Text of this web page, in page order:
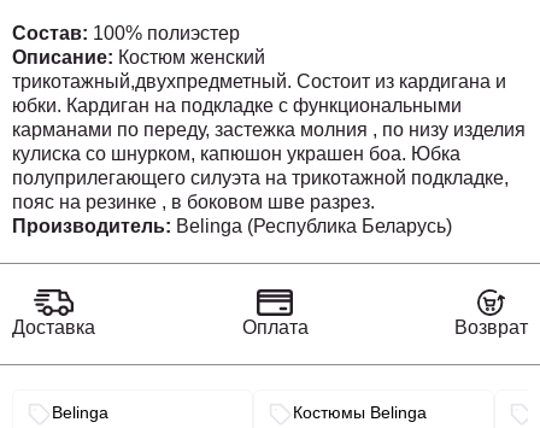
Состав: 100% полиэстер
Описание: Костюм женский
трикотажный,двухпредметный. Состоит из кардигана и
юбки. Кардиган на подкладке с функциональными
карманами по переду, застежка молния , по низу изделия
кулиска со шнурком, капюшон украшен боа. Юбка
полуприлегающего силуэта на трикотажной подкладке,
пояс на резинке , в боковом шве разрез.
Производитель: Belinga (Республика Беларусь)
Доставка Оплата Возврат
Связанные разделы каталога
Belinga Костюмы Belinga